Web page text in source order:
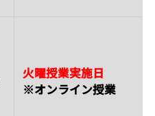
火曜授業実施日
※オンライン授業